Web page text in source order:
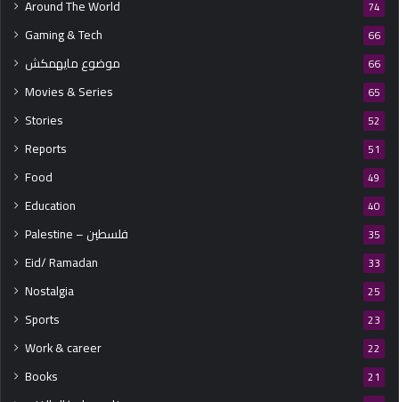
Around The World 74
Gaming & Tech 66
موضوع مايهمكش 66
Movies & Series 65
Stories 52
Reports 51
Food 49
Education 40
Palestine – فلسطين 35
Eid/ Ramadan 33
Nostalgia 25
Sports 23
Work & career 22
Books 21